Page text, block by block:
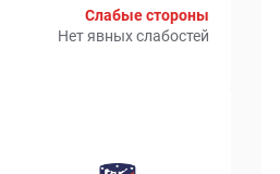
Слабые стороны
Нет явных слабостей
Страница матча